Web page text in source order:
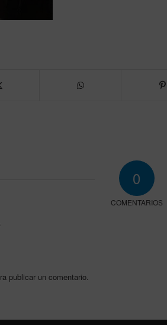
0
COMENTARIOS
publicar un comentario.